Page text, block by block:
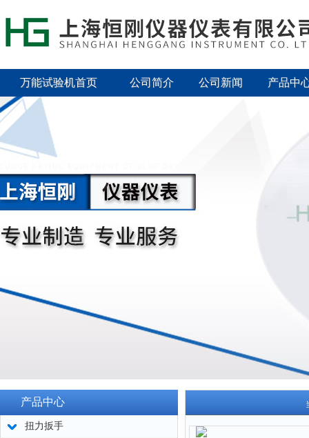
万能试验机首页 公司简介 公司新闻 产品中
产品中心
扭力扳手